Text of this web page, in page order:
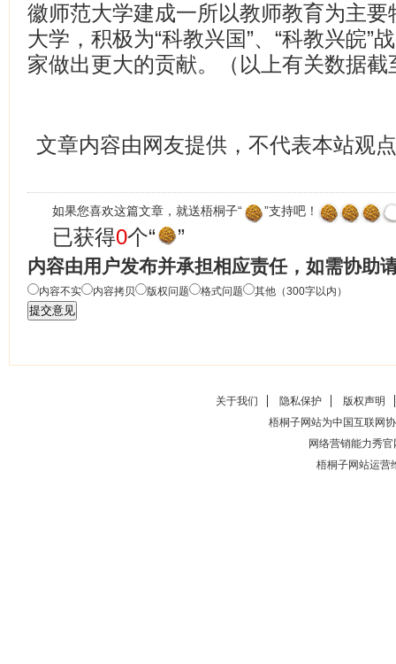
徽师范大学建成一所以教师教育为主
大学，积极为“科教兴国”、“科教兴皖”
家做出更大的贡献。（以上有关数据截
文章内容由网友提供，不代表本站观点
如果您喜欢这篇文章，就送梧桐子“ ”支持吧！
已获得0个“ ”
内容由用户发布并承担相应责任，如需协助
内容不实 内容拷贝 版权问题 格式问题 其他（300字以内）
关于我们 隐私保护
版权声明
梧桐子网站为中国互联网
网络营销能力秀官
梧桐子网站运营